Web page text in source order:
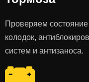
Проверяем
колодок,
систем и антизаноса.